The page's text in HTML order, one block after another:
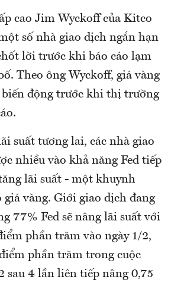
cao Jim Wyckoff của Kitco
số nhà giao dịch ngắn hạn
lời trước khi báo cáo lạm
Theo ông Wyckoff, giá vàng
động trước khi thị trường
suất tương lai, các nhà giao
nhiều vào khả năng Fed tiếp
lãi suất - một khuynh
vàng. Giới giao dịch đang
77% Fed sẽ nâng lãi suất với
phần trăm vào ngày 1/2,
phần trăm trong cuộc
sau 4 lần liên tiếp nâng 0,75